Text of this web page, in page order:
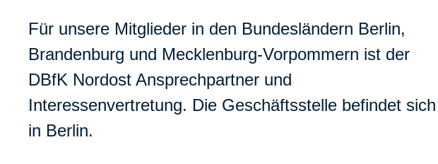
Für unsere Mitglieder in den Bundesländern Berlin,
Brandenburg und Mecklenburg-Vorpommern ist der
DBfK Nordost Ansprechpartner und
Interessenvertretung. Die Geschäftsstelle befindet sich
in Berlin.